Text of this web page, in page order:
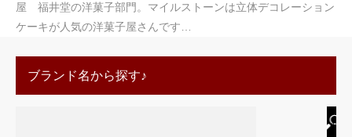
屋 福井堂の洋菓子部門。マイルストーンは立体デコレーション
ケーキが人気の洋菓子屋さんです…
ブランド名から探す♪